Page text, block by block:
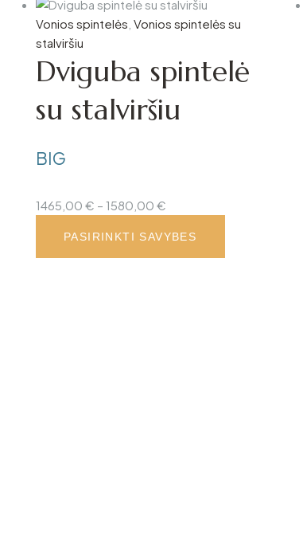
Vonios spintelės Vonios spintelės su
stalviršiu
Dviguba spintelė
su stalviršiu
BIG
1465,00 € – 1580,00 €
1465,00 €
through
PASIRINKTI SAVYBES